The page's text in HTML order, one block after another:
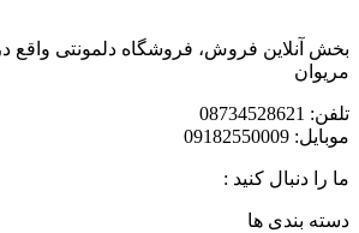
بخش آنلاین فروش، فروشگاه دلمونتی واقع
مریوان
تلفن: 08734528621
موبایل: 09182550009
ما را دنبال کنید :
دسته بندی ها